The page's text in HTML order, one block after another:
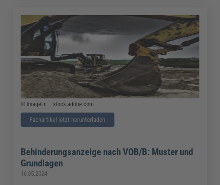
© Image'in – stock.adobe.com
Fachartikel jetzt herunterladen
Behinderungsanzeige nach VOB/B: Muster und
Grundlagen
16.05.2024